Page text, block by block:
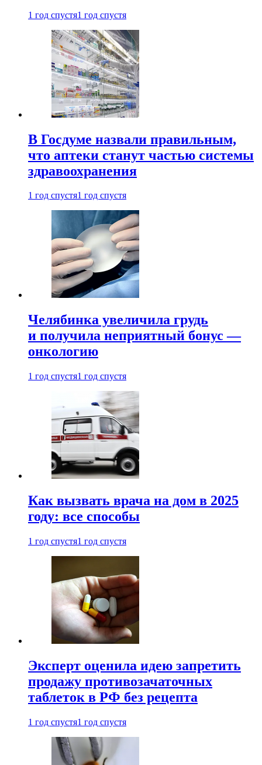
1 год спустя1 год спустя
В Госдуме назвали правильным,
что аптеки станут частью системы
здравоохранения
1 год спустя1 год спустя
Челябинка увеличила грудь
и получила неприятный бонус —
онкологию
1 год спустя1 год спустя
Как вызвать врача на дом в 2025
году: все способы
1 год спустя1 год спустя
Эксперт оценила идею запретить
продажу противозачаточных
таблеток в РФ без рецепта
1 год спустя1 год спустя